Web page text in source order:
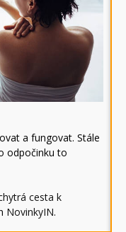
a fungovat. Stále
odpočinku to
cesta k
NovinkyIN.